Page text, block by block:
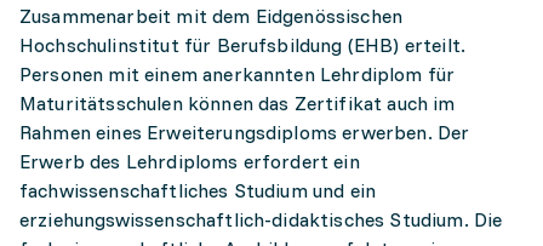
Zusammenarbeit mit dem Eidgenössischen
Hochschulinstitut für Berufsbildung (EHB) erteilt.
Personen mit einem anerkannten Lehrdiplom für
Maturitätsschulen können das Zertifikat auch im
Rahmen eines Erweiterungsdiploms erwerben. Der
Erwerb des Lehrdiploms erfordert ein
fachwissenschaftliches Studium und ein
erziehungswissenschaftlich-didaktisches Studium. Die